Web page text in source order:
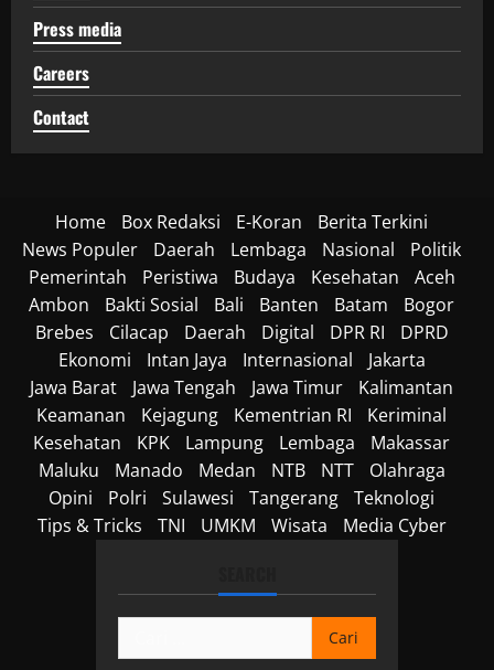
Press media
Careers
Contact
Home Box Redaksi E-Koran
Berita Terkini
News Populer
Daerah Lembaga Nasional
Politik
Pemerintah
Peristiwa Budaya Kesehatan
Aceh
Ambon
Bakti Sosial Bali Banten Batam
Bogor
Brebes
Cilacap Daerah Digital DPR RI
DPRD
Ekonomi
Intan Jaya Internasional
Jakarta
Jawa Barat
Jawa Tengah Jawa Timur
Kalimantan
Keamanan
Kejagung Kementrian RI
Keriminal
Kesehatan
KPK Lampung Lembaga
Makassar
Maluku
Manado Medan NTB NTT
Olahraga
Opini
Polri Sulawesi Tangerang
Teknologi
Tips & Tricks
TNI UMKM Wisata Media Cyber
untuk: